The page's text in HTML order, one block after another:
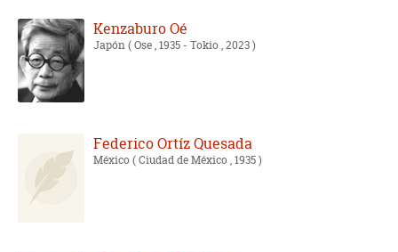
Kenzaburo Oé
Japón( Ose , 1935 - Tokio , 2023 )
Federico Ortíz Quesada
México( Ciudad de México , 1935 )